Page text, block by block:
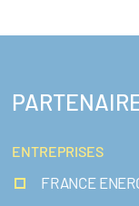
ENTREPRISES
FRANCE